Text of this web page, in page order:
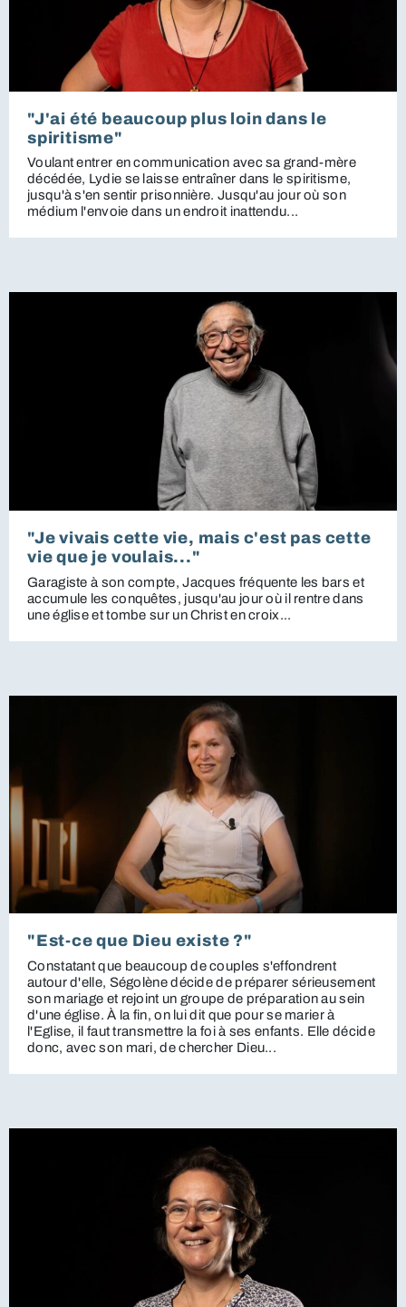
"J'ai été beaucoup plus loin dans le
spiritisme"
Voulant entrer en communication avec sa grand-mère
décédée, Lydie se laisse entraîner dans le spiritisme,
jusqu'à s'en sentir prisonnière. Jusqu'au jour où son
médium l'envoie dans un endroit inattendu...
"Je vivais cette vie, mais c'est pas cette
vie que je voulais..."
Garagiste à son compte, Jacques fréquente les bars et
accumule les conquêtes, jusqu'au jour où il rentre dans
une église et tombe sur un Christ en croix...
"Est-ce que Dieu existe ?"
Constatant que beaucoup de couples s'effondrent
autour d'elle, Ségolène décide de préparer sérieusement
son mariage et rejoint un groupe de préparation au sein
d'une église. À la fin, on lui dit que pour se marier à
l'Eglise, il faut transmettre la foi à ses enfants. Elle décide
donc, avec son mari, de chercher Dieu...